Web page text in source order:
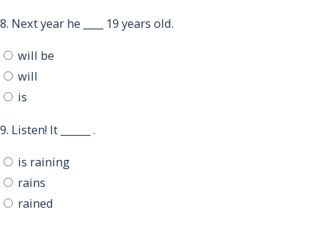
8. Next year he ____ 19 years old.
will be
will
is
9. Listen! It ______ .
is raining
rains
rained